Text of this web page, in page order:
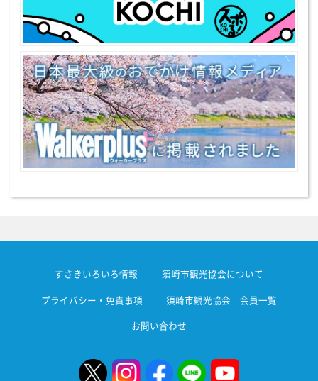
すさきいろいろ情報 須崎市観光協会について
プライバシー・免責事項 須崎市観光協会 会員一覧
お問い合わせ